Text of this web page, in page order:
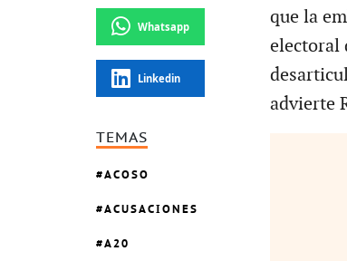
Whatsapp
Linkedin
TEMAS
ACOSO
ACUSACIONES
A20
que la
electoral
advierte